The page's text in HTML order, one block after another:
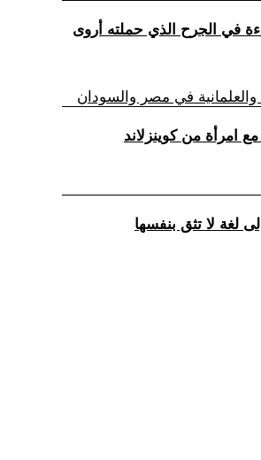
في الجرح الذي حملته أروى
والعلمانية في مصر والسودان